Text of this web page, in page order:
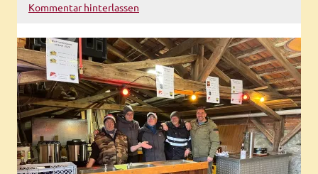
Kommentar hinterlassen